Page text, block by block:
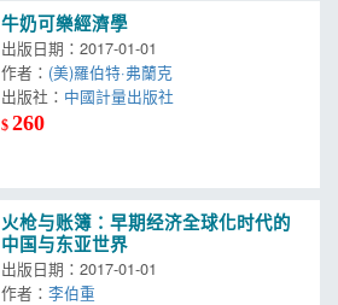
牛奶可樂經濟學
出版日期：2017-01-01
作者： (美)羅伯特·弗蘭克
出版社： 中國計量出版社
$260
火枪与账簿：早期经济全球化时代的
中国与东亚世界
出版日期：2017-01-01
作者：李伯重